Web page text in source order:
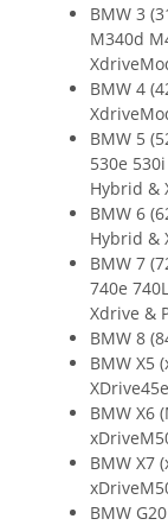
BMW 3
M340d
BMW 4
BMW 5
530e
Hybrid &
BMW 6
Hybrid &
BMW 7
740e
Xdrive &
BMW 8
BMW X5
BMW X6
BMW X7
BMW